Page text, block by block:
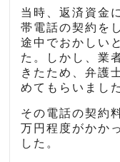
当時、返済資金
帯電話の契約を
途中でおかしい
た。しかし、業
きたため、弁護
めてもらいまし
その電話の契約
万円程度がかか
した。